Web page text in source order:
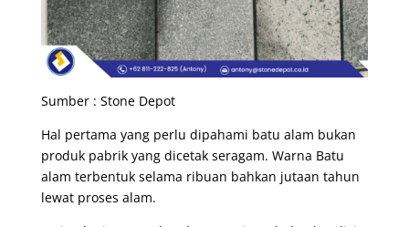
Sumber : Stone Depot
Hal pertama yang perlu dipahami batu alam bukan
produk pabrik yang dicetak seragam. Warna Batu
alam terbentuk selama ribuan bahkan jutaan tahun
lewat proses alam.